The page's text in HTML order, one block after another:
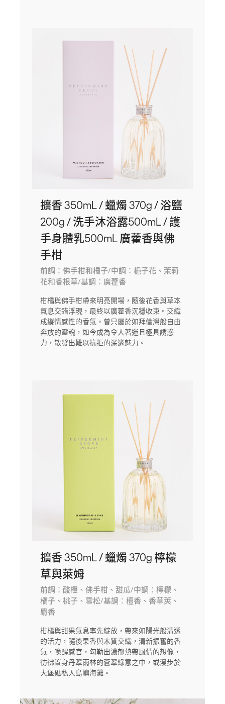
擴香 350mL / 蠟燭 370g / 浴鹽
200g / 洗手沐浴露500mL / 護
手身體乳500mL 廣藿香與佛
手柑
前調：佛手柑和橘子/中調：梔子花、茉莉
花和香根草/基調：廣藿香
柑橘與佛手柑帶來明亮開場，隨後花香與草本
氣息交錯浮現，最終以廣藿香沉穩收束。交織
成縱情感性的香氣，曾只屬於如拜倫灣般自由
奔放的靈魂，如今成為令人著迷且極具誘惑
力，散發出難以抗拒的深邃魅力。
擴香 350mL / 蠟燭 370g 檸檬
草與萊姆
前調：酸橙、佛手柑、甜瓜/中調：檸檬、
橘子、桃子、雪松/基調：檀香、香草莢、
麝香
柑橘與甜果氣息率先綻放，帶來如陽光般清透
的活力，隨後果香與木質交織，清新振奮的香
氣，喚醒感官，勾勒出濃郁熱帶風情的想像，
彷彿置身丹翠雨林的蒼翠綠意之中，或漫步於
大堡礁私人島嶼海灘。